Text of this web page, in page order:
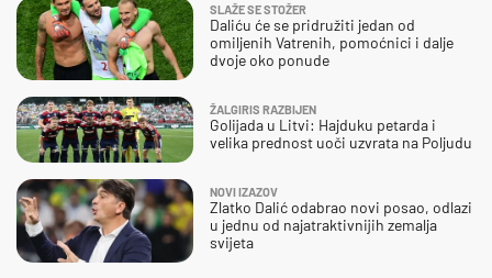
SLAŽE SE STOŽER
Daliću će se pridružiti jedan od
omiljenih Vatrenih, pomoćnici i dalje
dvoje oko ponude
ŽALGIRIS RAZBIJEN
Golijada u Litvi: Hajduku petarda i
velika prednost uoči uzvrata na Poljudu
NOVI IZAZOV
Zlatko Dalić odabrao novi posao, odlazi
u jednu od najatraktivnijih zemalja
svijeta